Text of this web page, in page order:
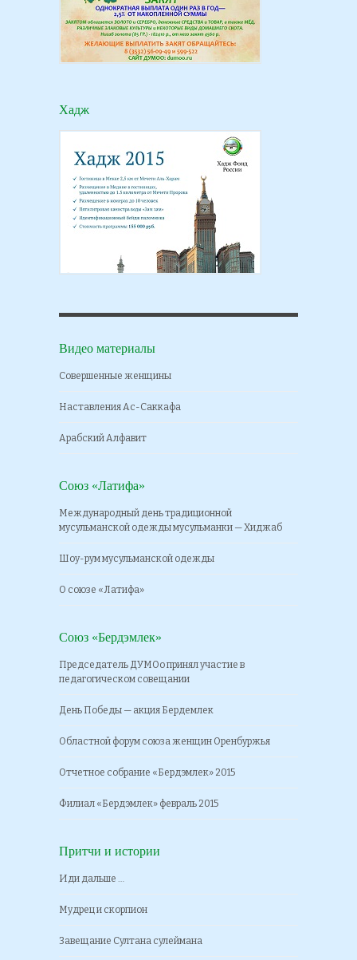
Хадж
Видео материалы
Совершенные женщины
Наставления Ас-Саккафа
Арабский Алфавит
Союз «Латифа»
Международный день традиционной
мусульманской одежды мусульманки — Хиджаб
Шоу-рум мусульманской одежды
О союзе «Латифа»
Союз «Бердэмлек»
Председатель ДУМОо принял участие в
педагогическом совещании
День Победы — акция Бердемлек
Областной форум союза женщин Оренбуржья
Отчетное собрание «Бердэмлек» 2015
Филиал «Бердэмлек» февраль 2015
Притчи и истории
Иди дальше …
Мудрец и скорпион
Завещание Султана сулеймана